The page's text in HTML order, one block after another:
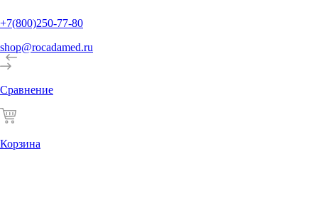
+7(800)250-77-80
shop@rocadamed.ru
Сравнение
Корзина